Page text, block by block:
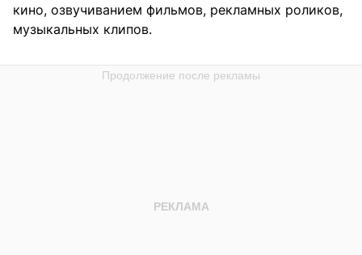
кино, озвучиванием фильмов, реклaмных роликов,
музыкальных клипов.